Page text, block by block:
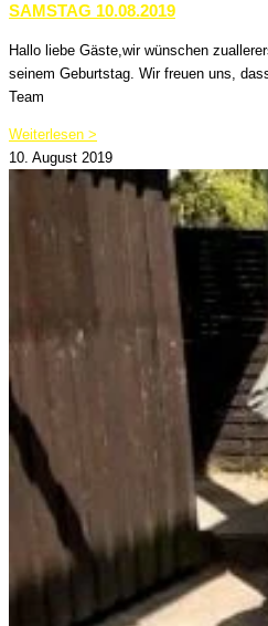
SAMSTAG 10.08.2019
Hallo liebe Gäste,wir wünschen
seinem Geburtstag. Wir freuen uns,
Team
Weiterlesen >
10. August 2019